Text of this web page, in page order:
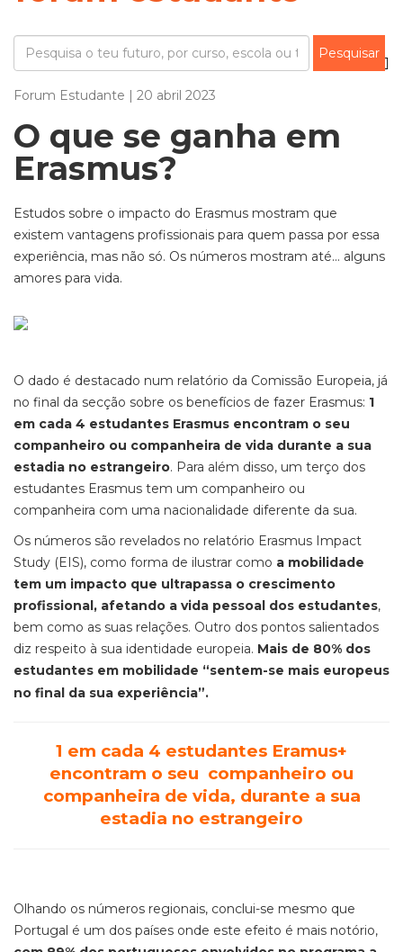
Forum Estudante | 20 abril 2023
O que se ganha em
Erasmus?
Estudos sobre o impacto do Erasmus mostram que
existem vantagens profissionais para quem passa por essa
experiência, mas não só. Os números mostram até… alguns
amores para vida.
O dado é destacado num relatório da Comissão Europeia, já
no final da secção sobre os benefícios de fazer Erasmus: 1
em cada 4 estudantes Erasmus encontram o seu
companheiro ou companheira de vida durante a sua
estadia no estrangeiro. Para além disso, um terço dos
estudantes Erasmus tem um companheiro ou
companheira com uma nacionalidade diferente da sua.
Os números são revelados no relatório Erasmus Impact
Study (EIS), como forma de ilustrar como a mobilidade
tem um impacto que ultrapassa o crescimento
profissional, afetando a vida pessoal dos estudantes,
bem como as suas relações. Outro dos pontos salientados
diz respeito à sua identidade europeia. Mais de 80% dos
estudantes em mobilidade “sentem-se mais europeus
no final da sua experiência”.
1 em cada 4 estudantes Eramus+
encontram o seu companheiro ou
companheira de vida, durante a sua
estadia no estrangeiro
Olhando os números regionais, conclui-se mesmo que
Portugal é um dos países onde este efeito é mais notório,